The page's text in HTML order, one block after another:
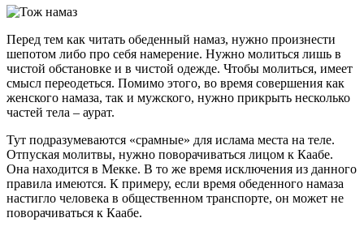
Перед тем как читать обеденный намаз, нужно произнести
шепотом либо про себя намерение. Нужно молиться лишь в
чистой обстановке и в чистой одежде. Чтобы молиться, имеет
смысл переодеться. Помимо этого, во время совершения как
женского намаза, так и мужского, нужно прикрыть несколько
частей тела – аурат.
Тут подразумеваются «срамные» для ислама места на теле.
Отпуская молитвы, нужно поворачиваться лицом к Каабе.
Она находится в Мекке. В то же время исключения из данного
правила имеются. К примеру, если время обеденного намаза
настигло человека в общественном транспорте, он может не
поворачиваться к Каабе.